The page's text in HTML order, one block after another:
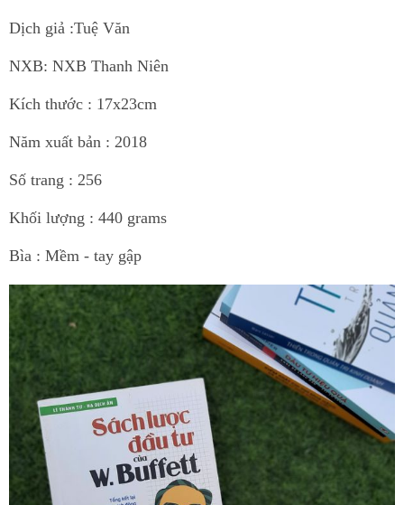
Dịch giả :Tuệ Văn
NXB: NXB Thanh Niên
Kích thước : 17x23cm
Năm xuất bản : 2018
Số trang : 256
Khối lượng : 440 grams
Bìa : Mềm - tay gập